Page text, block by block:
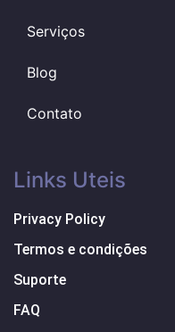
Serviços
Blog
Contato
Links Uteis
Privacy Policy
Termos e condições
Suporte
FAQ